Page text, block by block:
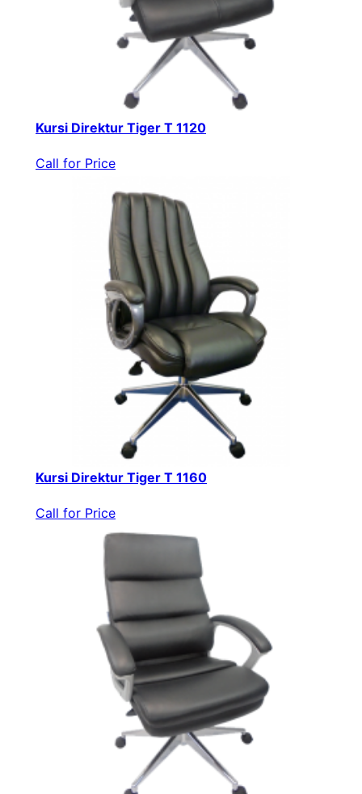
Kursi Direktur Tiger T 1120
Call for Price
Kursi Direktur Tiger T 1160
Call for Price